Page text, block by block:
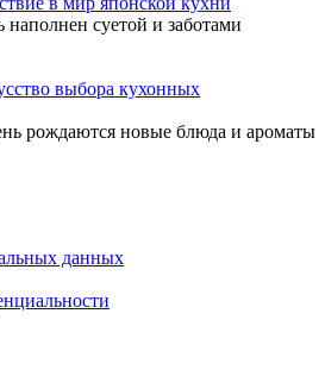
суетой и заботами
выбора кухонных
рождаются новые блюда и ароматы
данных